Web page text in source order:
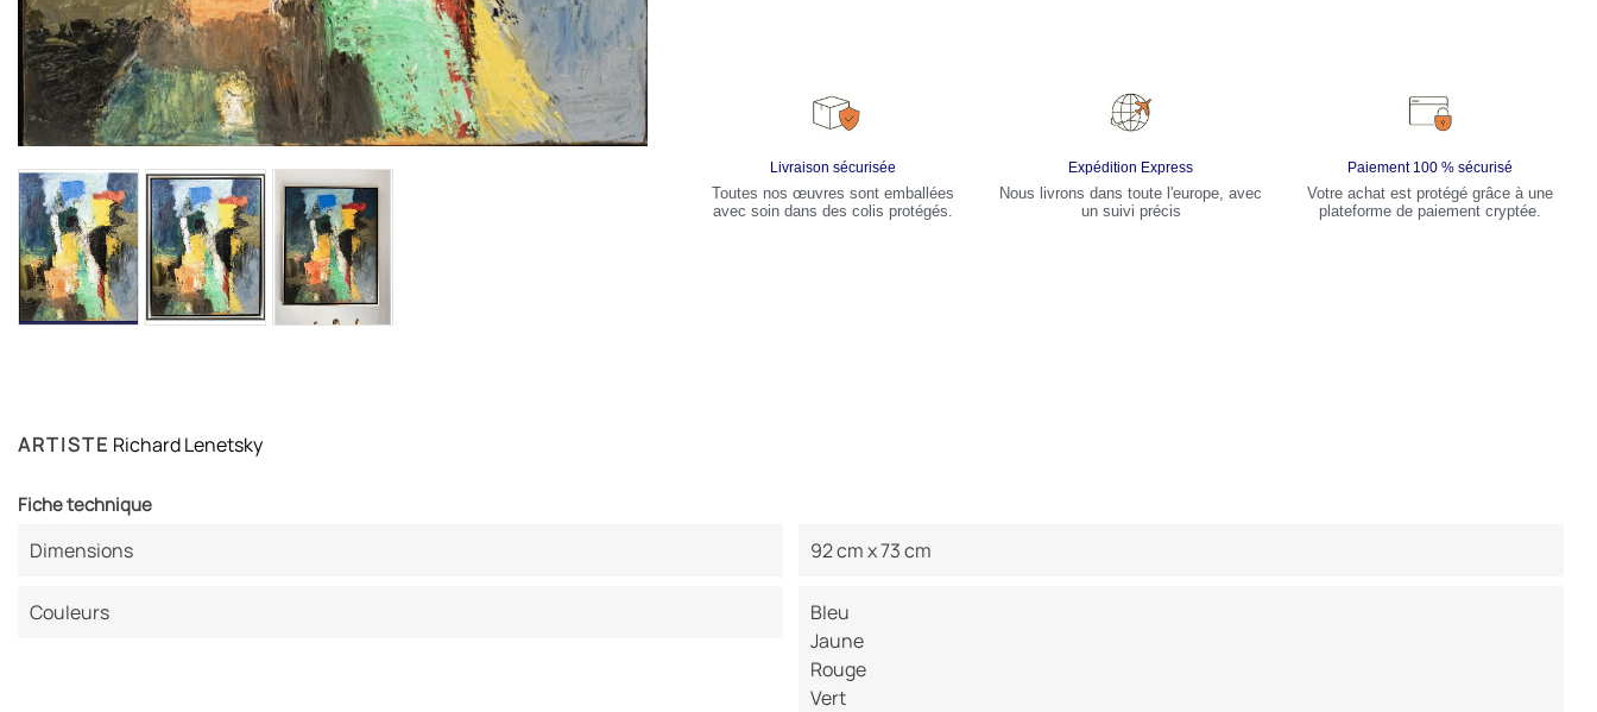
Livraison sécurisée
Toutes nos œuvres sont emballées
avec soin dans des colis protégés.
Expédition Express
Nous livrons dans toute l'europe, avec
un suivi précis
Paiement 100 % sécurisé
Votre achat est protégé grâce à une
plateforme de paiement cryptée.
ARTISTE Richard Lenetsky
Fiche technique
Dimensions 92 cm x 73 cm
Couleurs
Bleu
Jaune
Rouge
Vert